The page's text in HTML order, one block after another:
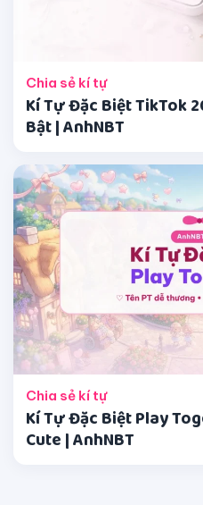
Chia sẻ kí tự
Kí Tự Đặc Biệt TikTok
Bật | AnhNBT
Chia sẻ kí tự
Kí Tự Đặc Biệt Play
Cute | AnhNBT